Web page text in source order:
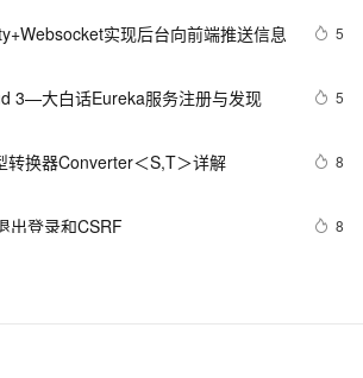
实现后台向前端推送信息 5
3—大白话Eureka服务注册与发现 5
转换器Converter＜S,T＞详解 8
8
本整合mybatis